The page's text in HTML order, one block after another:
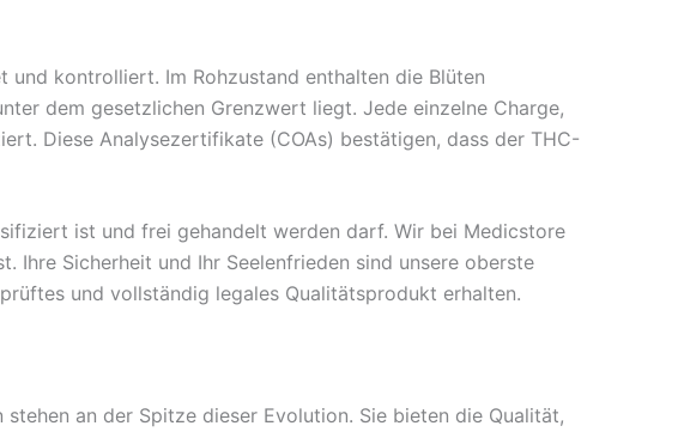
und kontrolliert. Im Rohzustand enthalten die Blüten
dem gesetzlichen Grenzwert liegt. Jede einzelne Charge,
Diese Analysezertifikate (COAs) bestätigen, dass der THC-
ist und frei gehandelt werden darf. Wir bei Medicstore
Ihre Sicherheit und Ihr Seelenfrieden sind unsere oberste
und vollständig legales Qualitätsprodukt erhalten.
an der Spitze dieser Evolution. Sie bieten die Qualität,